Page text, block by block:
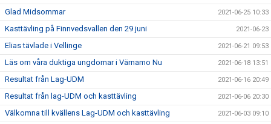
Glad Midsommar 2021-06-25 10:33
Kasttävling på Finnvedsvallen den 29 juni 2021-06-23
Elias tävlade i Vellinge 2021-06-21 09:53
Läs om våra duktiga ungdomar i Värnamo Nu 2021-06-18 13:51
Resultat från Lag-UDM 2021-06-16 20:49
Resultat från lag-UDM och kasttävling 2021-06-06 20:30
Välkomna till kvällens Lag-UDM och kasttävling 2021-06-03 09:10